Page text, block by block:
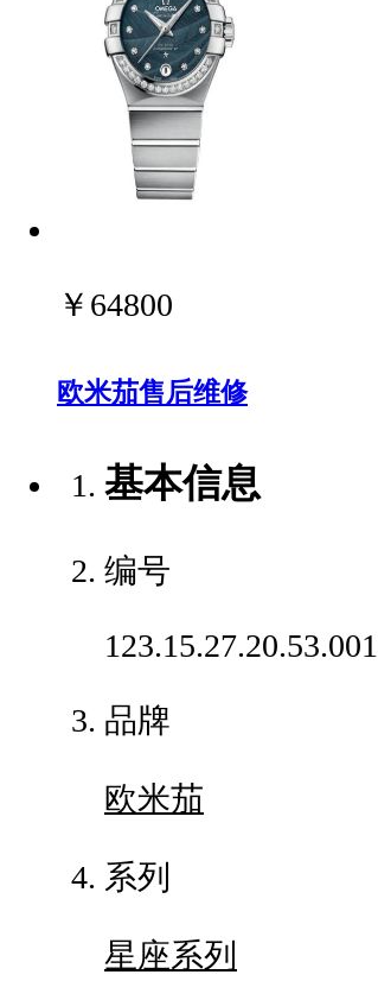
￥64800
欧米茄售后维修
基本信息
编号
123.15.27.20.53.001
品牌
欧米茄
系列
星座系列